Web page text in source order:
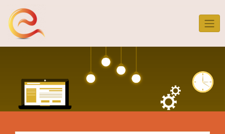
content